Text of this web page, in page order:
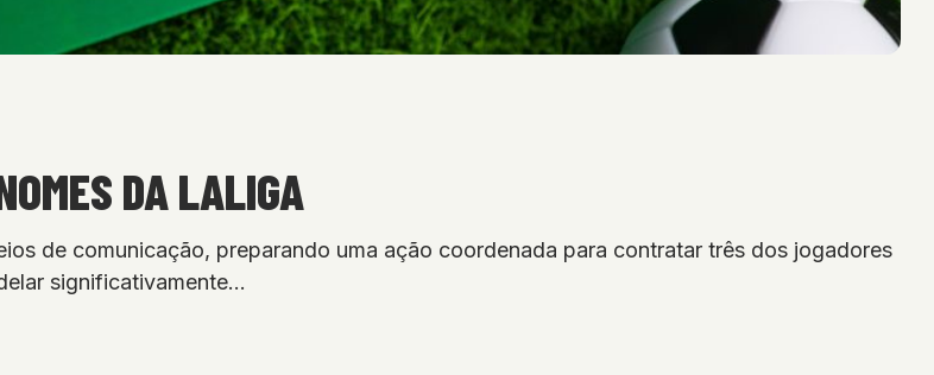
DA LALIGA
de comunicação, preparando uma ação coordenada para contratar três dos jogadores
significativamente…